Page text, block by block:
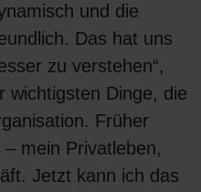
und die
Das hat uns
zu verstehen“,
wichtigsten Dinge, die
Früher
mein Privatleben,
Jetzt kann ich das